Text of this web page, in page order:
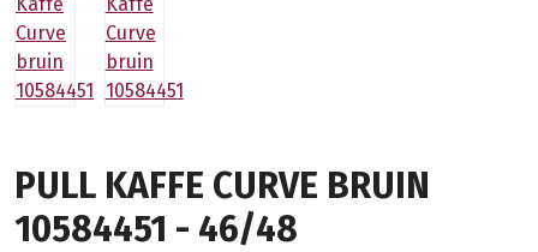
PULL KAFFE CURVE BRUIN
10584451 - 46/48